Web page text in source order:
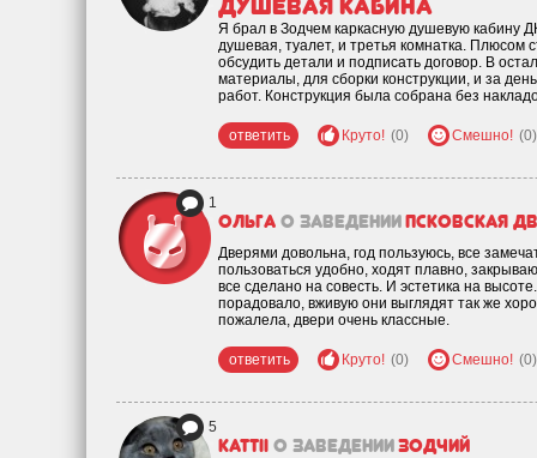
Душевая кабина
Я брал в Зодчем каркасную душевую кабину
душевая, туалет, и третья комнатка.
обсудить детали и подписать договор. В
материалы, для сборки конструкции, и за
работ. Конструкция была собрана без
ответить Круто! (0) Смешно! (0)
1
Ольга о заведенииПсковская
Дверями довольна, год пользуюсь, все
пользоваться удобно, ходят плавно,
все сделано на совесть. И эстетика на
порадовало, вживую они выглядят так же
пожалела, двери очень классные.
ответить Круто! (0) Смешно! (0)
5
Kattii о заведенииЗодчий